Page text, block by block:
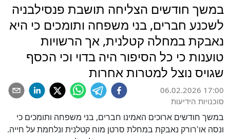
במשך חודשים הצליחה תושבת פנסילבניה
לשכנע חברים, בני משפחה ותומכים כי היא
נאבקת במחלה קטלנית, אך הרשויות
טוענות כי כל הסיפור היה בדוי וכי הכסף
שגויס נוצל למטרות אחרות
06.02.2026 17:00
סוכנויות הידיעות
במשך חודשים ארוכים האמינו חברים, בני משפחה ותומכים כי
ונסה או'רורק נאבקת במחלת סרטן מוח קטלנית ונלחמת על חייה.